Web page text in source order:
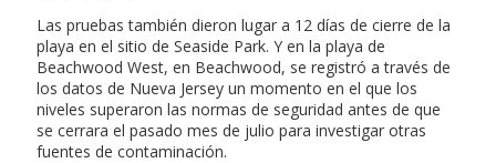
Las pruebas también dieron lugar a 12 días de cierre de la
playa en el sitio de Seaside Park. Y en la playa de
Beachwood West, en Beachwood, se registró a través de
los datos de Nueva Jersey un momento en el que los
niveles superaron las normas de seguridad antes de que
se cerrara el pasado mes de julio para investigar otras
fuentes de contaminación.